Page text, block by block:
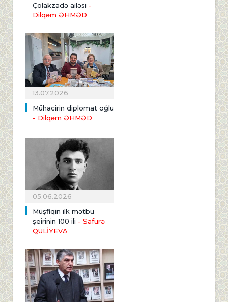
Çolakzadə ailəsi -
Dilqəm ƏHMƏD
13.07.2026
Mühacirin diplomat oğlu
- Dilqəm ƏHMƏD
05.06.2026
Müşfiqin ilk mətbu
şeirinin 100 ili - Safurə
QULİYEVA